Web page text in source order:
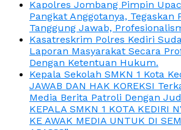
Kapolres Jombang Pimpin
Pangkat Anggotanya, Tegaskan
Tanggung Jawab,
Kasatreskrim Polres Kediri
Laporan Masyarakat Secara
Dengan Ketentuan Hukum.
Kepala Sekolah SMKN 1 Kota
JAWAB DAN HAK KOREKSI
Media Berita Patroli Dengan
KEPALA SMKN 1 KOTA KEDIRI
KE AWAK MEDIA UNTUK DI